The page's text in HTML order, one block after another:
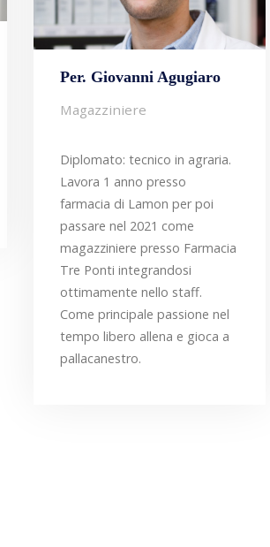
Per. Giovanni Agugiaro
Magazziniere
Diplomato: tecnico in agraria.
Lavora 1 anno presso
farmacia di Lamon per poi
passare nel 2021 come
magazziniere presso Farmacia
Tre Ponti integrandosi
ottimamente nello staff.
Come principale passione nel
tempo libero allena e gioca a
pallacanestro.